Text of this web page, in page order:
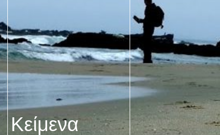
Κείμενα